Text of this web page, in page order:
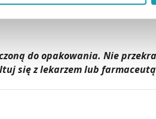
do opakowania. Nie
się z lekarzem lub